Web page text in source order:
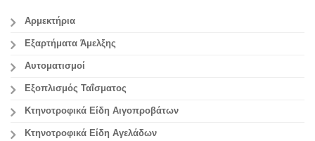
Αρμεκτήρια
Εξαρτήματα Άμελξης
Αυτοματισμοί
Εξοπλισμός Ταΐσματος
Κτηνοτροφικά Είδη Αιγοπροβάτων
Κτηνοτροφικά Είδη Αγελάδων